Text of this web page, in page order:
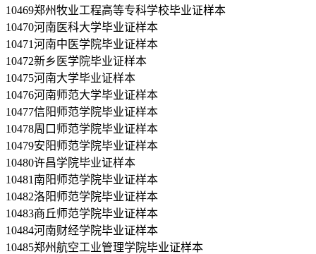
10469郑州牧业工程高等专科学校毕业证样本
10470河南医科大学毕业证样本
10471河南中医学院毕业证样本
10472新乡医学院毕业证样本
10475河南大学毕业证样本
10476河南师范大学毕业证样本
10477信阳师范学院毕业证样本
10478周口师范学院毕业证样本
10479安阳师范学院毕业证样本
10480许昌学院毕业证样本
10481南阳师范学院毕业证样本
10482洛阳师范学院毕业证样本
10483商丘师范学院毕业证样本
10484河南财经学院毕业证样本
10485郑州航空工业管理学院毕业证样本